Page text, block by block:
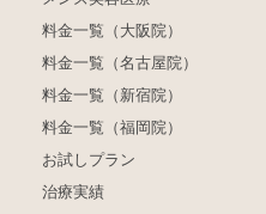
料金一覧（大阪院）
料金一覧（名古屋院）
料金一覧（新宿院）
料金一覧（福岡院）
お試しプラン
治療実績